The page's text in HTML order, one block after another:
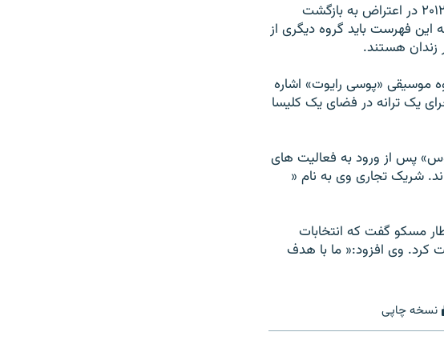
هنوزهم ۲۷ نفر از افرادی که در جريان تظاهرات در روز ششم ماه مه ۲۰۱۲ در اعتراض به بازگشت
اين فهرست بايد گروه ديگری از
زندان هستند.
موسيقی «پوسی رايوت» اشاره
اجرای يک ترانه در فضای يک کليسا
پس از ورود به فعاليت های
سال ۲۰۱۷ در زندان خواهد ماند. شريک تجاری وی به نام «
مسکو گفت که انتخابات
کرد. وی افزود:« ما با هدف
نسخه چاپی